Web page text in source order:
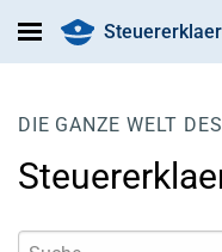
DIE GANZE WELT